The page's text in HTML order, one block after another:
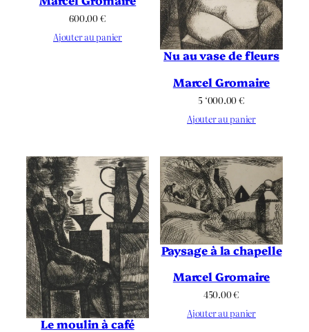
600.00€
Ajouter au panier
Nu au vase de fleurs
Marcel Gromaire
5 ‘000.00€
Ajouter au panier
Le moulin à café
Paysage à la chapelle
Marcel Gromaire
450.00€
Ajouter au panier